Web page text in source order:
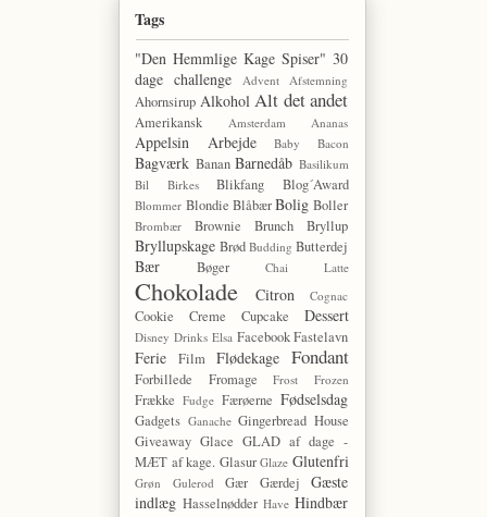
Tags
"Den Hemmlige Kage Spiser" 30
dage challenge
Advent Afstemning
Ahornsirup Alkohol Alt det andet
Amerikansk Amsterdam Ananas
Appelsin Arbejde Baby Bacon
Bagværk Banan Barnedåb Basilikum
Bil
Birkes Blikfang Blog´Award
Blommer Blondie BlåbærBolig Boller
Brombær Brownie Brunch Bryllup
Bryllupskage Brød Budding Butterdej
Bær Bøger Chai Latte
Chokolade Citron Cognac
Cookie Creme Cupcake Dessert
Disney Drinks Elsa Facebook Fastelavn
Ferie Film Flødekage Fondant
Forbillede Fromage Frost Frozen
Frække Fudge Færøerne Fødselsdag
Gadgets Ganache Gingerbread House
Giveaway Glace GLAD af dage -
MÆT af kage. Glasur Glaze Glutenfri
Grøn Gulerod Gær Gærdej
Gæste
indlæg Hasselnødder Have Hindbær